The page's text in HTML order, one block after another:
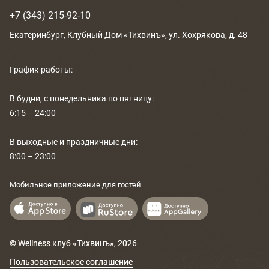
НОВОСТИ
+7 (343) 215-92-10
Екатеринбург, Клубный Дом «Тихвинъ», ул. Хохрякова, д. 48
График работы:
В будни, с понедельника по пятницу:
6:15 – 24:00
В выходные и праздничные дни:
8:00 – 23:00
Мобильное приложение для гостей
© Wellness клуб «Тихвинъ», 2026
Пользовательское соглашение